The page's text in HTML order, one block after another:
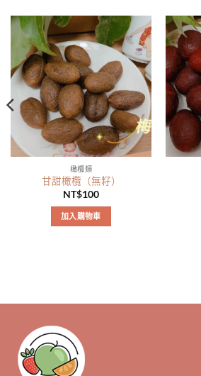
橄欖類
甘甜橄欖（無籽）
NT$100
加入購物車